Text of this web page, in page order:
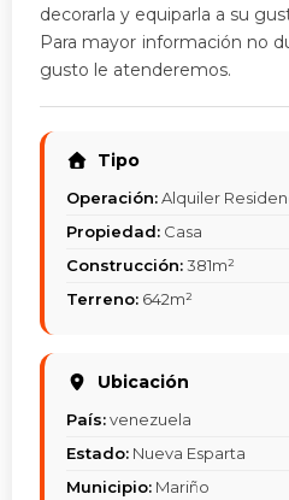
decorarla y equiparla a su
Para mayor información no
gusto le atenderemos.
Tipo
Operación:Alquiler
Propiedad: Casa
Construcción:381m²
Terreno: 642m²
Ubicación
País:venezuela
Estado: Nueva Esparta
Municipio: Mariño